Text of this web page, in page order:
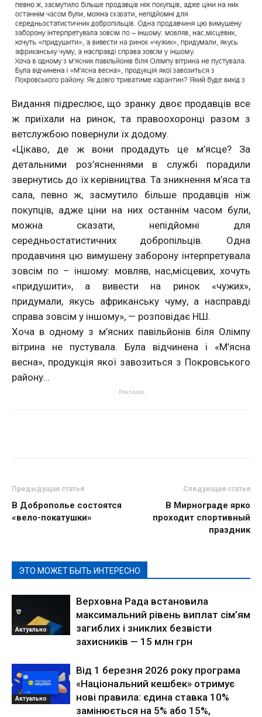
Видання підреслює, що зранку двоє продавців все
ж приїхали на ринок, та правоохоронці разом з
ветслужбою повернули їх додому.
«Цікаво, де ж вони продадуть це м’ясце? За
детальними роз’ясненнями в службі порадили
звернутись до їх керівництва. Та зникнення м’яса та
сала, певно ж, засмутило більше продавців ніж
покупців, адже ціни на них останнім часом були,
можна сказати, непідйомні для
середньостатистичних добропільців. Одна
продавчиня цю вимушену заборону інтерпретувала
зовсім по – іншому: мовляв, нас,місцевих, хочуть
«придушити», а вивести на ринок «чужих»,
придумали, якусь африканську чуму, а насправді
справа зовсім у іншому», — розповідає НШ.
Хоча в одному з м’ясних павільйонів біля Олімпу
вітрина не пустувала. Була відчинена і «М’ясна
весна», продукція якої завозиться з Покровського
району…
- Реклама -
Предыдущая статья
В Доброполье состоятся
«вело-покатушки»
Следующая статья
В Мирнограде ярко
проходит спортивный
праздник
ЭТО МОЖЕТ БЫТЬ ИНТЕРЕСНО
Актуально
Верховна Рада встановила
максимальний рівень виплат сім’ям
загиблих і зниклих безвісти
захисників — 15 млн грн
Актуально
Від 1 березня 2026 року програма
«Національний кешбек» отримує
нові правила: єдина ставка 10%
замінюється на 5% або 15%,